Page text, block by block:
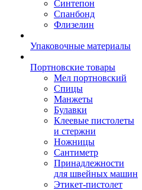
Синтепон
Спанбонд
Флизелин
Упаковочные материалы
Портновские товары
Мел портновский
Спицы
Манжеты
Булавки
Клеевые пистолеты
и стержни
Ножницы
Сантиметр
Принадлежности
для швейных машин
Этикет-пистолет